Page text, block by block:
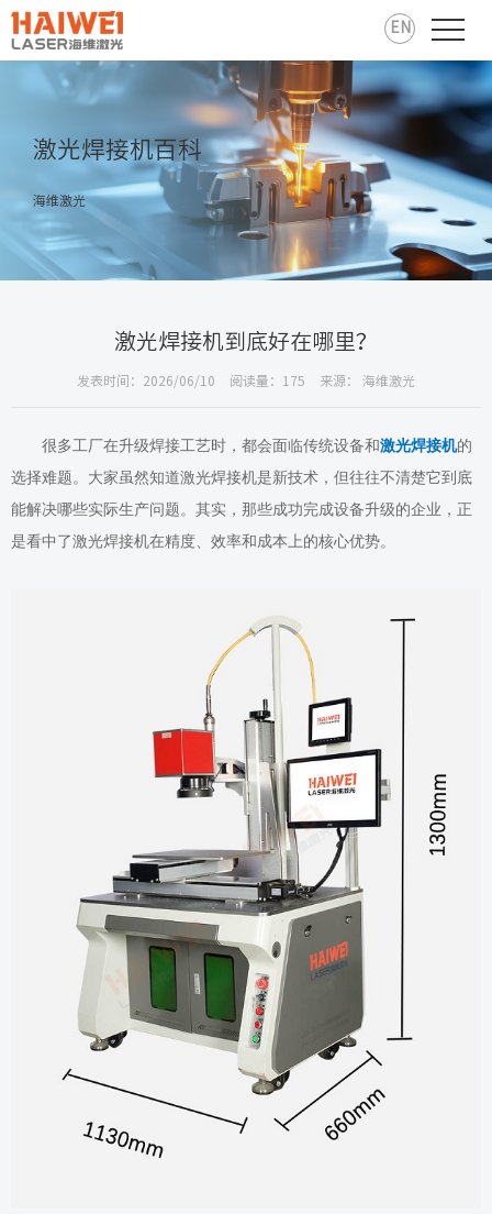
EN
激光焊接机百科
海维激光
激光焊接机到底好在哪里？
发表时间：2026/06/10 阅读量：175 来源： 海维激光
很多工厂在升级焊接工艺时，都会面临传统设备和激光焊接机的
选择难题。大家虽然知道激光焊接机是新技术，但往往不清楚它到底
能解决哪些实际生产问题。其实，那些成功完成设备升级的企业，正
是看中了激光焊接机在精度、效率和成本上的核心优势。